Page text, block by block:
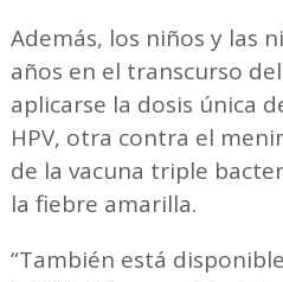
Además, los niños y las
años en el transcurso
aplicarse la dosis única
HPV, otra contra el
de la vacuna triple
la fiebre amarilla.
“También está